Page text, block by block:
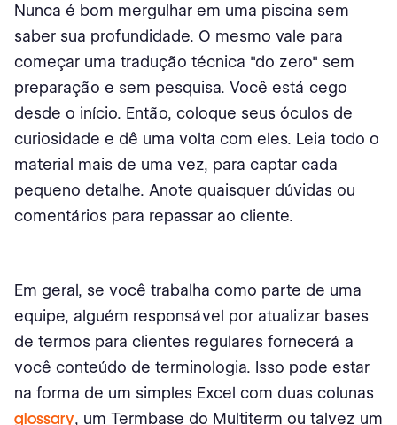
Nunca é bom mergulhar em uma piscina sem
saber sua profundidade. O mesmo vale para
começar uma tradução técnica "do zero" sem
preparação e sem pesquisa. Você está cego
desde o início. Então, coloque seus óculos de
curiosidade e dê uma volta com eles. Leia todo o
material mais de uma vez, para captar cada
pequeno detalhe. Anote quaisquer dúvidas ou
comentários para repassar ao cliente.
Em geral, se você trabalha como parte de uma
equipe, alguém responsável por atualizar bases
de termos para clientes regulares fornecerá a
você conteúdo de terminologia. Isso pode estar
na forma de um simples Excel com duas colunas
glossary, um Termbase do Multiterm ou talvez um